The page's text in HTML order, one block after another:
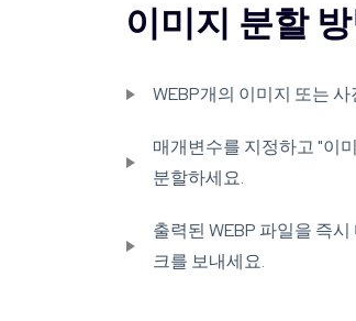
이미지 분할
WEBP개의 이미지 또는
매개변수를 지정하고 "이
분할하세요.
출력된 WEBP 파일을 즉
크를 보내세요.